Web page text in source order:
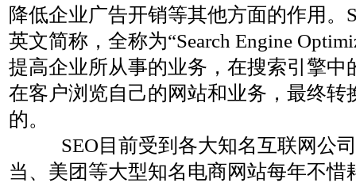
降低企业广告开销等其他方面的作用。
英文简称，全称为“Search Engine
提高企业所从事的业务，在搜索引擎中
在客户浏览自己的网站和业务，最终转
的。
SEO目前受到各大知名互联网公
当、美团等大型知名电商网站每年不惜